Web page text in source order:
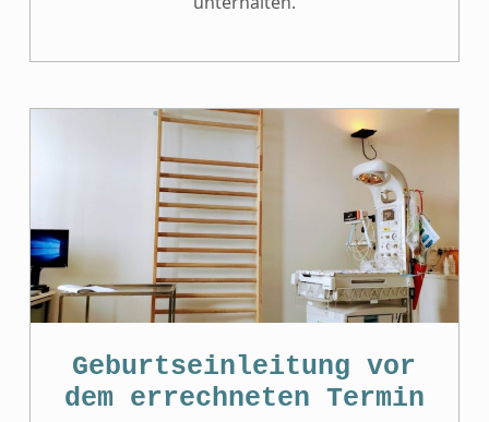
Geburtseinleitung vor
dem errechneten Termin